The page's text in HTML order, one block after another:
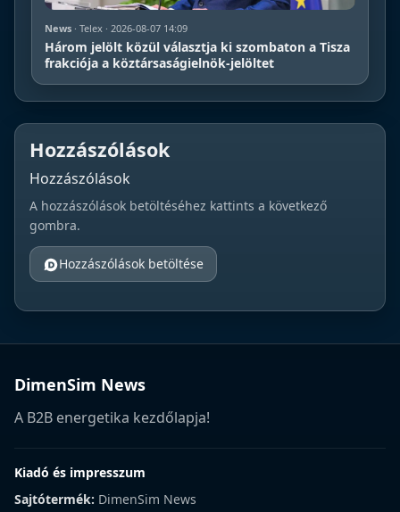
News · Telex · 2026-08-07 14:09
Három jelölt közül választja ki szombaton a Tisza
frakciója a köztársaságielnök-jelöltet
Hozzászólások
Hozzászólások
A hozzászólások betöltéséhez kattints a következő
gombra.
Hozzászólások betöltése
DimenSim News
A B2B energetika kezdőlapja!
Kiadó és impresszum
Sajtótermék: DimenSim News